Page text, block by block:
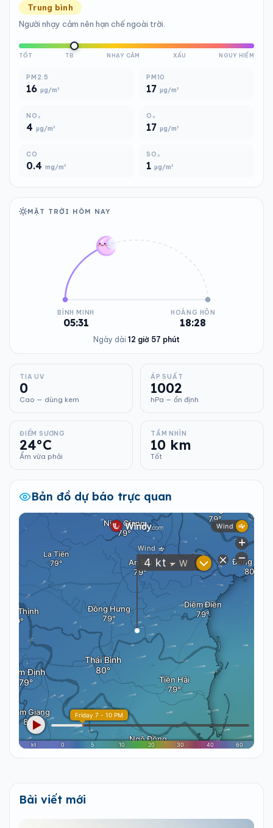
Trung bình
Người nhạy cảm nên hạn chế ngoài trời.
TỐT TB NHẠY CẢM XẤU NGUY HIỂM
PM2.5
16 µg/m³
PM10
17 µg/m³
NO₂
4 µg/m³
O₃
17 µg/m³
CO
0.4 mg/m³
SO₂
1 µg/m³
MẶT TRỜI HÔM NAY
BÌNH MINH
05:31
HOÀNG HÔN
18:28
Ngày dài 12 giờ 57 phút
TIA UV
0
Cao — dùng kem
ÁP SUẤT
1002
hPa — ổn định
ĐIỂM SƯƠNG
24°C
Ẩm vừa phải
TẦM NHÌN
10 km
Tốt
Bản đồ dự báo trực quan
Bài viết mới